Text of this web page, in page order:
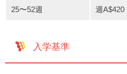
25〜52週 週A$420
入学基準